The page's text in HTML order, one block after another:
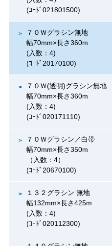
(ｺｰﾄﾞ021801500)
７０Ｗグラシン無地
幅70mm×長さ360m
(入数：4)
(ｺｰﾄﾞ20170100)
７０Ｗ(透明)グラシン無地
幅70mm×長さ360m
(入数：4)
(ｺｰﾄﾞ020171110)
７０Ｗグラシン／白帯
幅70mm×長さ350m
（入数：4）
(ｺｰﾄﾞ20670100)
１３２グラシン 無地
幅132mm×長さ425m
(入数：4)
(ｺｰﾄﾞ020112300)